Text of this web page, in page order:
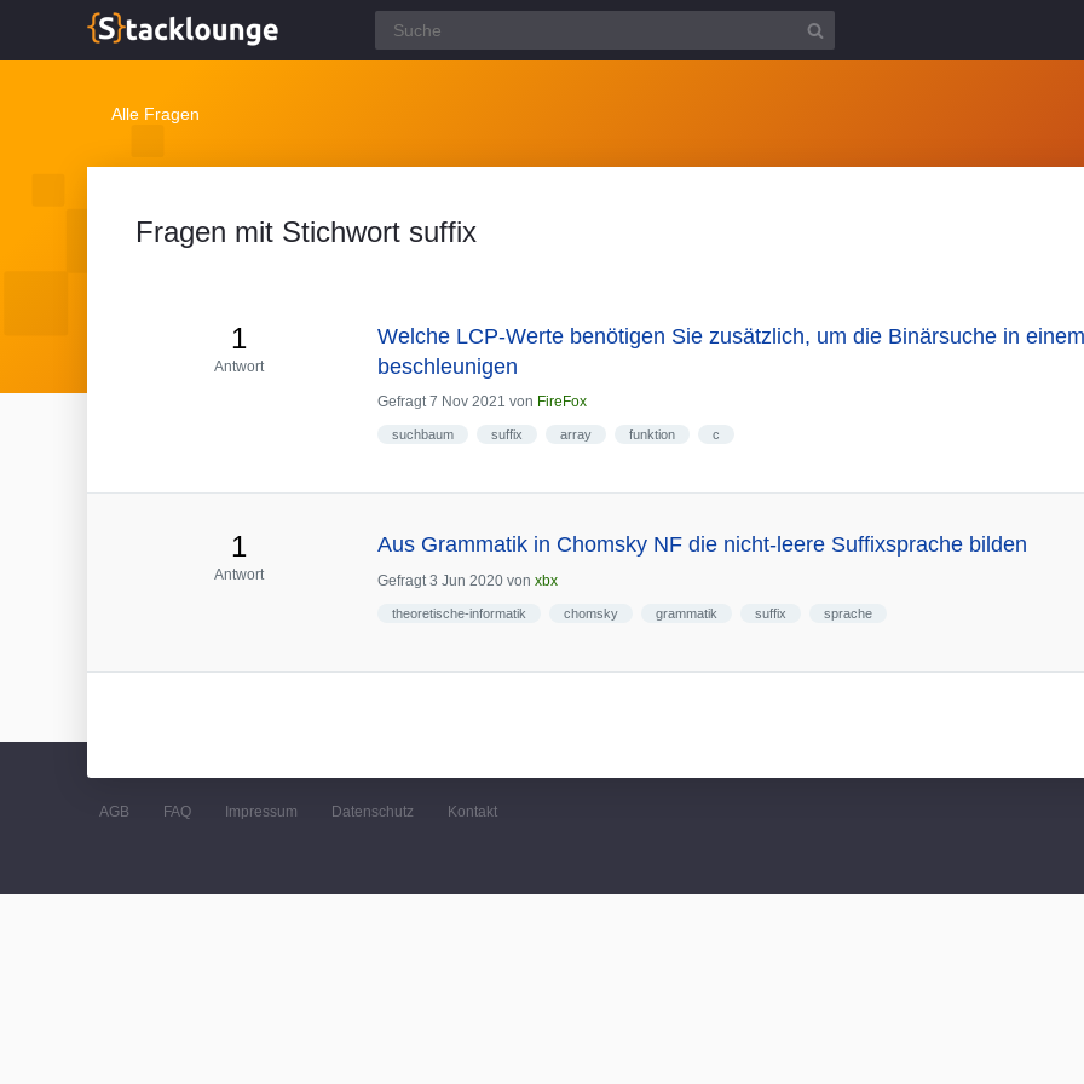
Alle Fragen
Fragen mit Stichwort suffix
1
Antwort
Welche LCP-Werte benötigen Sie zusätzlich, um die Binärsuche in
beschleunigen
Gefragt 7 Nov 2021 von FireFox
suchbaum suffix array funktion c
1
Antwort
Aus Grammatik in Chomsky NF die nicht-leere Suffixsprache bilden
Gefragt 3 Jun 2020 von xbx
theoretische-informatik chomsky grammatik suffix sprache
AGB FAQ Impressum Datenschutz Kontakt